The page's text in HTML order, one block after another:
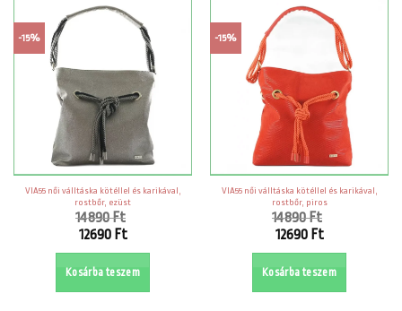
-15%
VIA55 női válltáska kötéllel és karikával,
rostbőr, ezüst
14890Ft
Original
14890 Ft.
12690 Ft
Current
price
is:
12690 Ft.
Kosárba teszem
-15%
VIA55 női válltáska kötéllel és karikával,
rostbőr, piros
14890Ft
Original
14890 Ft.
12690 Ft
Current
price
is:
12690 Ft.
Kosárba teszem